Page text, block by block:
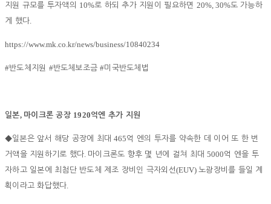
지원 규모를 투자액의 10%로 하되 추가 지원이 필요하면 20%, 30%도 가능하
게 했다.
https://www.mk.co.kr/news/business/10840234
#반도체지원 #반도체보조금#미국반도체법
일본, 마이크론 공장 1920억엔 추가 지원
◆일본은 앞서 해당 공장에 최대465억 엔의 투자를 약속한 데 이어 또 한 번
거액을 지원하기로 했다. 마이크론도 향후 몇 년에 걸쳐 최대5000억 엔을 투
자하고 일본에 최첨단 반도체 제조 장비인 극자외선(EUV)노광장비를 들일 계
획이라고 화답했다.